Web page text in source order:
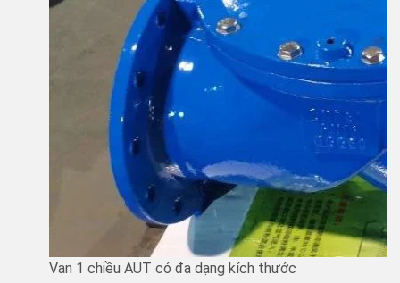
Van 1 chiều AUT có đa dạng kích thước